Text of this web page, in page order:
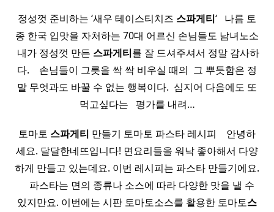
정성껏 준비하는 ‘새우 테이스티치즈 스파게티‘ ​ ​ 나름 토
종 한국 입맛을 자처하는 70대 어르신 손님들도 남녀노소
​ 내가 정성껏 만든 스파게티를 잘 드셔주셔서 정말 감사하
다. ​ ​ ​ 손님들이 그릇을 싹 싹 비우실 때의 ​ 그 뿌듯함은 정
말 무엇과도 바꿀 수 없는 행복이다. ​ 심지어 다음에도 또
먹고싶다는 ​ ​ 평가를 내려…
토마토 스파게티 만들기 토마토 파스타 레시피 ​ ​ ​ 안녕하
세요. 달달한네뜨입니다! 면요리들을 워낙 좋아해서 다양
하게 만들고 있는데요. 이번 레시피는 파스타 만들기에요.
​ ​ ​ ​ 파스타는 면의 종류나 소스에 따라 다양한 맛을 낼 수
있지만요. 이번에는 시판 토마토소스를 활용한 토마토스